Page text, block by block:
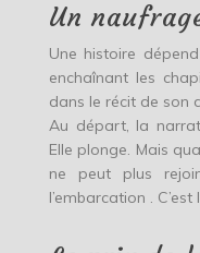
Un
Une histoire
enchaînant les
dans le récit de son
Au départ, la
Elle plonge. Mais
ne peut plus
l’embarcation . C’est